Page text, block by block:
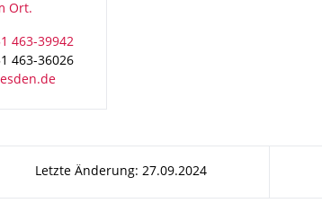
Ort.
463-36026
Letzte Änderung: 27.09.2024